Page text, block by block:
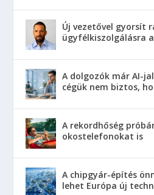
Új vezetővel gyorsít
ügyfélkiszolgálásra
A dolgozók már AI-
cégük nem biztos,
A rekordhőség
okostelefonokat is
A chipgyár-építés
lehet Európa új